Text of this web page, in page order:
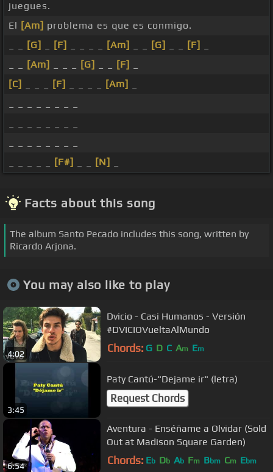
juegues.
El [Am] problema es que es conmigo.
[G] [F] [Am] [G] [F]
[Am] [G] [F]
[C]
[F] [Am]
[F#] [N]
Facts about this song
The album Santo Pecado includes this song, written by
Ricardo Arjona.
You may also like to play
4:02
Dvicio - Casi Humanos - Versión
#DVICIOVueltaAlMundo
Chords: G D C Am Em
3:45
Paty Cantú-"Dejame ir" (letra)
Request Chords
6:54
Aventura - Enséñame a Olvidar (Sold
Out at Madison Square Garden)
Chords: Eb Db Ab Fm Bbm Cm Ebm